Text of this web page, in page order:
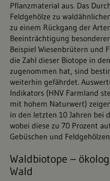
Pflanzmaterial aus. Das
Feldgehölze zu
zu einem Rückgang der
Beeinträchtigung
Beispiel Wiesenbrütern und
die Zahl dieser Biotope in
zugenommen hat, sind
weiterhin gefährdet.
Indikators (HNV Farmland
mit hohem Naturwert)
in den letzten 10 Jahren bei
wobei diese zu 70 Prozent
Gebüschen und
Waldbiotope –
Wald